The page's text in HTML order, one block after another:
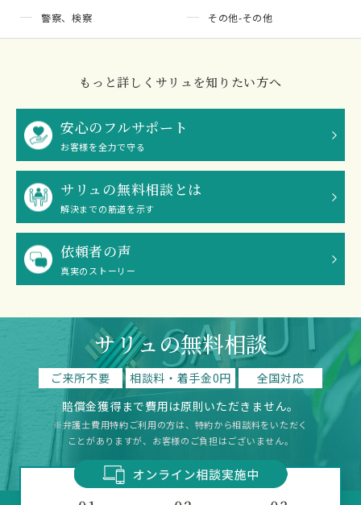
警察、検察
その他-その他
もっと詳しくサリュを知りたい方へ
安心のフルサポート
お客様を全力で守る
サリュの無料相談とは
解決までの筋道を示す
依頼者の声
真実のストーリー
サリュの無料相談
ご来所不要 相談料・着手金0円
全国対応
賠償金獲得まで費用は原則いただきません。
※弁護士費用特約ご利用の方は、特約から相談料をいただく
ことがありますが、お客様のご負担はございません。